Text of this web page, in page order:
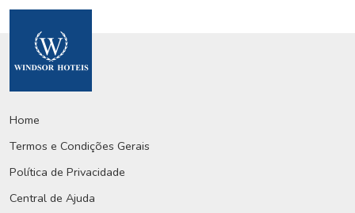
Home
Termos e Condições Gerais
Política de Privacidade
Central de Ajuda